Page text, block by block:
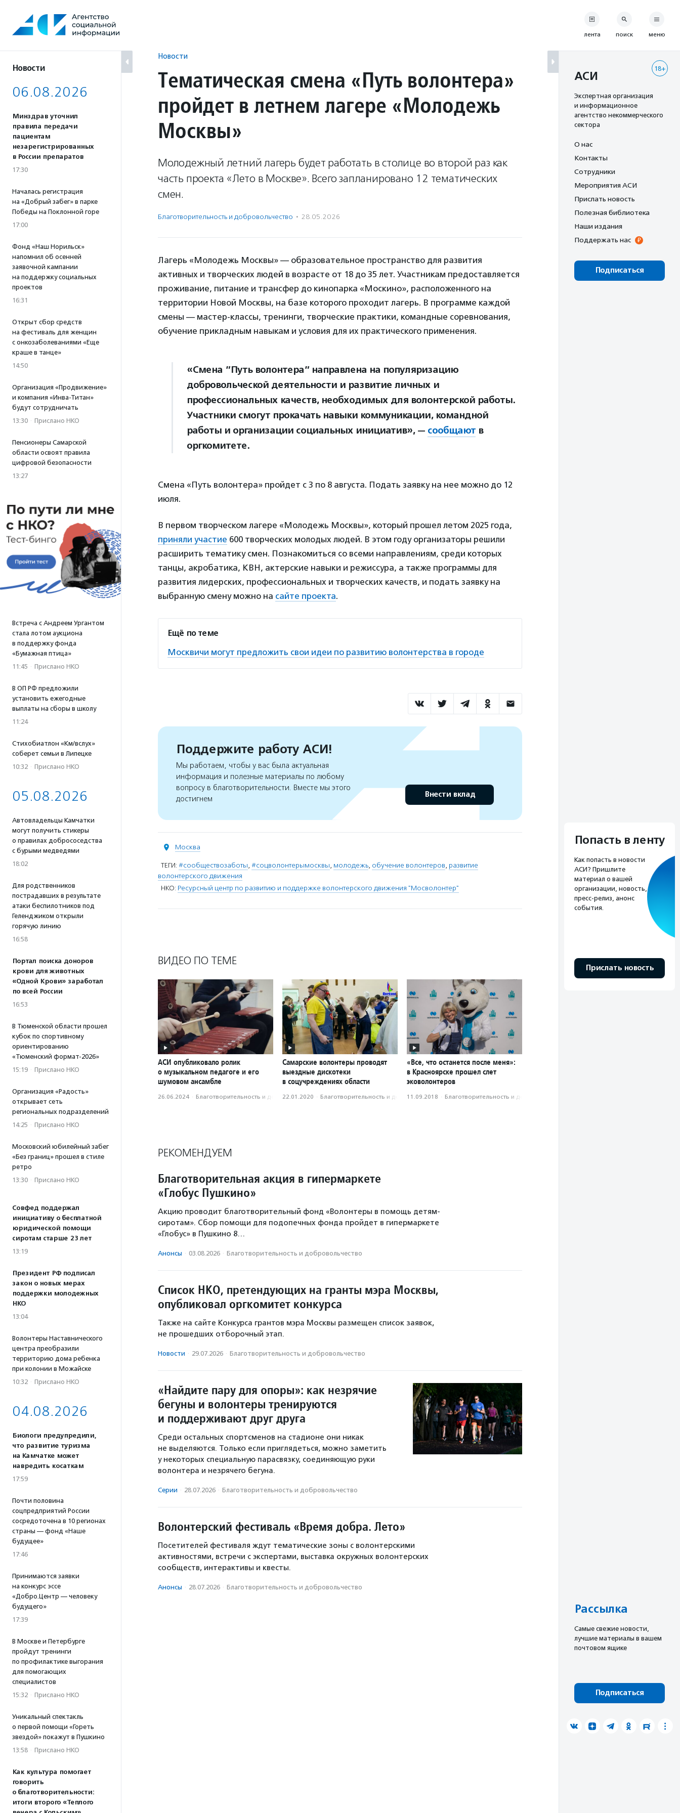
содержанию
Новости
06.08.2026
Минздрав уточнил
правила передачи
пациентам
незарегистрированных
в России препаратов
17:30
Началась регистрация
на «Добрый забег» в парке
Победы на Поклонной горе
17:00
Фонд «Наш Норильск»
напомнил об осенней
заявочной кампании
на поддержку социальных
проектов
16:31
Открыт сбор средств
на фестиваль для женщин
с онкозаболеваниями «Еще
краше в танце»
14:50
Организация «Продвижение»
и компания «Инва-Титан»
будут сотрудничать
13:30 · Прислано НКО
Пенсионеры Самарской
области освоят правила
цифровой безопасности
13:27
Встреча с Андреем Ургантом
стала лотом аукциона
в поддержку фонда
«Бумажная птица»
11:45 · Прислано НКО
В ОП РФ предложили
установить ежегодные
выплаты на сборы в школу
11:24
Стихобиатлон «Км/вслух»
соберет семьи в Липецке
10:32 · Прислано НКО
05.08.2026
Автовладельцы Камчатки
могут получить стикеры
о правилах добрососедства
с бурыми медведями
18:02
Для родственников
пострадавших в результате
атаки беспилотников под
Геленджиком открыли
горячую линию
16:58
Портал поиска доноров
крови для животных
«Одной Крови» заработал
по всей России
16:53
В Тюменской области прошел
кубок по спортивному
ориентированию
«Тюменский формат-2026»
15:19 · Прислано НКО
Организация «Радость»
открывает сеть
региональных подразделений
14:25 · Прислано НКО
Московский юбилейный забег
«Без границ» прошел в стиле
ретро
13:30 · Прислано НКО
Совфед поддержал
инициативу о бесплатной
юридической помощи
сиротам старше 23 лет
13:19
Президент РФ подписал
закон о новых мерах
поддержки молодежных
НКО
13:04
Волонтеры Наставнического
центра преобразили
территорию дома ребенка
при колонии в Можайске
10:32 · Прислано НКО
04.08.2026
Биологи предупредили,
что развитие туризма
на Камчатке может
навредить косаткам
17:59
Почти половина
соцпредприятий России
сосредоточена в 10 регионах
страны — фонд «Наше
будущее»
17:46
Принимаются заявки
на конкурс эссе
«Добро.Центр — человеку
будущего»
17:39
В Москве и Петербурге
пройдут тренинги
по профилактике выгорания
для помогающих
специалистов
15:32 · Прислано НКО
Уникальный спектакль
о первой помощи «Гореть
звездой» покажут в Пушкино
13:58 · Прислано НКО
Как культура помогает
говорить
о благотворительности:
итоги второго «Теплого
Новости
Тематическая смена «Путь волонтера»
пройдет в летнем лагере «Молодежь
Москвы»
Молодежный летний лагерь будет работать в столице во второй раз как
часть проекта «Лето в Москве». Всего запланировано 12 тематических
смен.
Благотвори­тель­ность и доброволь­чест­во · 28.05.2026
Лагерь «Молодежь Москвы» — образовательное пространство для развития
активных и творческих людей в возрасте от 18 до 35 лет. Участникам предоставляется
проживание, питание и трансфер до кинопарка «Москино», расположенного на
территории Новой Москвы, на базе которого проходит лагерь. В программе каждой
смены — мастер-классы, тренинги, творческие практики, командные соревнования,
обучение прикладным навыкам и условия для их практического применения.
«Смена ”Путь волонтера” направлена на популяризацию
добровольческой деятельности и развитие личных и
профессиональных качеств, необходимых для волонтерской работы.
Участники смогут прокачать навыки коммуникации, командной
работы и организации социальных инициатив», — сообщают в
оргкомитете.
Смена «Путь волонтера» пройдет с 3 по 8 августа. Подать заявку на нее можно до 12
июля.
В первом творческом лагере «Молодежь Москвы», который прошел летом 2025 года,
приняли участие 600 творческих молодых людей. В этом году организаторы решили
расширить тематику смен. Познакомиться со всеми направлениям, среди которых
танцы, акробатика, КВН, актерские навыки и режиссура, а также программы для
развития лидерских, профессиональных и творческих качеств, и подать заявку на
выбранную смену можно на сайте проекта.
Ещё по теме
Москвичи могут предложить свои идеи по развитию волонтерства в городе
Поддержите работу АСИ!
Мы работаем, чтобы у вас была актуальная
информация и полезные материалы по любому
вопросу в благотворительности. Вместе мы этого
достигнем
Внести вклад
Москва
ТЕГИ: #сообществозаботы, #соцволонтерымосквы, молодежь, обучение волонтеров, развитие
волонтерского движения
НКО: Ресурсный центр по развитию и поддержке волонтерского движения "Мосволонтер"
ВИДЕО ПО ТЕМЕ
АСИ опубликовало ролик
о музыкальном педагоге и его
шумовом ансамбле
26.06.2024 · Благотвори­тель­ность и доброволь­чест­во
Самарские волонтеры проводят
выездные дискотеки
в соцучреждениях области
22.01.2020 · Благотвори­тель­ность и доброволь­чест­во
«Все, что останется после меня»:
в Красноярске прошел слет
эковолонтеров
11.09.2018 · Благотвори­тель­ность и доброволь­чест­во
РЕКОМЕНДУЕМ
Благотворительная акция в гипермаркете
«Глобус Пушкино»
Акцию проводит благотворительный фонд «Волонтеры в помощь детям-
сиротам». Сбор помощи для подопечных фонда пройдет в гипермаркете
«Глобус» в Пушкино 8…
Анонсы · 03.08.2026 · Благотвори­тель­ность и доброволь­чест­во
Список НКО, претендующих на гранты мэра Москвы,
опубликовал оргкомитет конкурса
Также на сайте Конкурса грантов мэра Москвы размещен список заявок,
не прошедших отборочный этап.
Новости · 29.07.2026 · Благотвори­тель­ность и доброволь­чест­во
«Найдите пару для опоры»: как незрячие
бегуны и волонтеры тренируются
и поддерживают друг друга
Среди остальных спортсменов на стадионе они никак
не выделяются. Только если приглядеться, можно заметить
у некоторых специальную парасвязку, соединяющую руки
волонтера и незрячего бегуна.
Серии · 28.07.2026 · Благотвори­тель­ность и доброволь­чест­во
Волонтерский фестиваль «Время добра. Лето»
Посетителей фестиваля ждут тематические зоны с волонтерскими
активностями, встречи с экспертами, выставка окружных волонтерских
сообществ, интерактивы и квесты.
Анонсы · 28.07.2026 · Благотвори­тель­ность и доброволь­чест­во
лента поиск меню
18+
АСИ
Экспертная организация
и информационное
агентство некоммерческого
сектора
О нас
Контакты
Сотрудники
Мероприятия АСИ
Прислать новость
Полезная библиотека
Наши издания
Поддержать нас
Подписаться
Попасть в ленту
Как попасть в новости
АСИ? Пришлите
материал о вашей
организации, новость,
пресс-релиз, анонс
события.
Прислать новость
Рассылка
Cамые свежие новости,
лучшие материалы в вашем
почтовом ящике
Подписаться